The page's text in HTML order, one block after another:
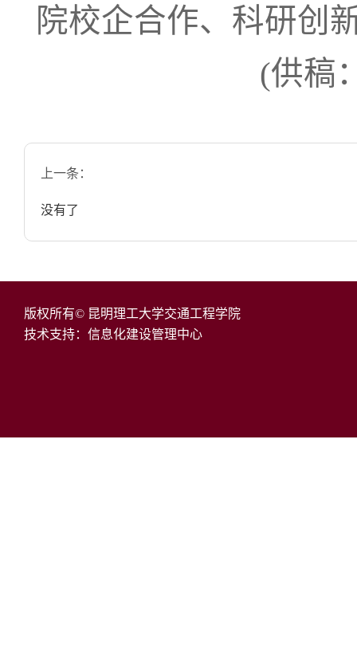
院校企合作、科研创
(供稿
上一条：
没有了
版权所有© 昆明理工大学交通工程学院
技术支持：信息化建设管理中心